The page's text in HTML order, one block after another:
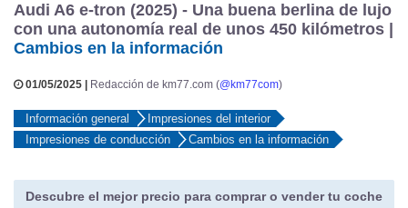
Audi A6 e-tron (2025) - Una buena berlina de lujo
con una autonomía real de unos 450 kilómetros |
Cambios en la información
01/05/2025 | Redacción de km77.com (@km77com)
Información general
Impresiones del interior
Impresiones de conducción
Cambios en la información
Descubre el mejor precio para comprar o vender tu coche